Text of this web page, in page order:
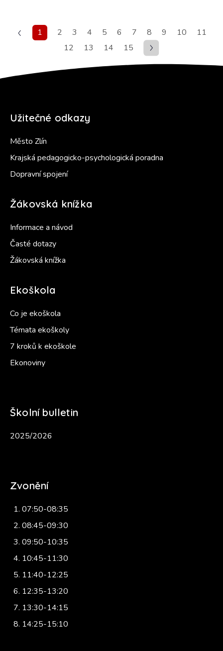
1 2 3 4 5 6 7 8 9 10
11
12
13 14 15
Užitečné odkazy
Město Zlín
Krajská pedagogicko-psychologická poradna
Dopravní spojení
Žákovská knížka
Informace a návod
Časté dotazy
Žákovská knížka
Ekoškola
Co je ekoškola
Témata ekoškoly
7 kroků k ekoškole
Ekonoviny
Školní bulletin
2025/2026
Zvonění
07:50-08:35
08:45-09:30
09:50-10:35
10:45-11:30
11:40-12:25
12:35-13:20
13:30-14:15
14:25-15:10